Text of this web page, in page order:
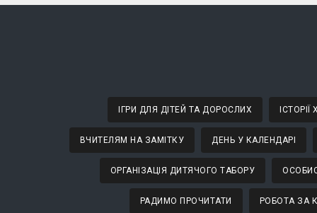
ІГРИ ДЛЯ ДІТЕЙ ТА ДОРОСЛИХ
ВЧИТЕЛЯМ НА ЗАМІТКУ ДЕНЬ У КАЛЕНДАРІ
ОРГАНІЗАЦІЯ ДИТЯЧОГО ТАБОРУ
РАДИМО ПРОЧИТАТИ РОБОТА ЗА